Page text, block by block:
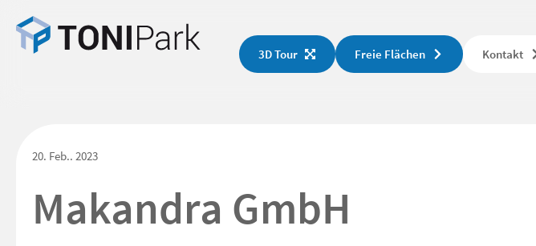
3D Tour Freie Flächen Kontakt
20. Feb.. 2023
Makandra GmbH